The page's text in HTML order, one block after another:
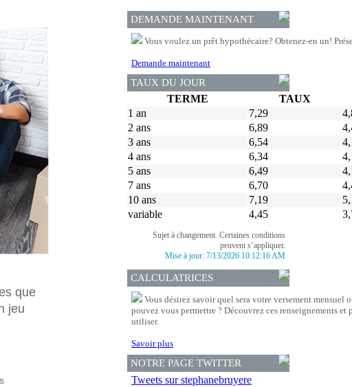
que
jeu
DEMANDE MAINTENANT
Vous voulez un prêt hypothécaire? Obtenez-en un!
Demande maintenant
TAUX DU JOUR
TERME TAUX
1 an
7,29
2 ans
6,89
3 ans
6,54
4 ans
6,34
5 ans
6,49
7 ans
6,70
10 ans
7,19
variable
4,45
Sujet à changement. Certaines conditions
peuvent s’appliquer.
Mise à jour: 7/13/2026 10:12:16 AM
CALCULATRICES
Vous désirez savoir quel sera votre versement
pouvez vous permettre ? Découvrez ces renseignements et
utiliser.
Savoir plus
NOTRE PAGE TWITTER
Tweets sur stephanebruyere